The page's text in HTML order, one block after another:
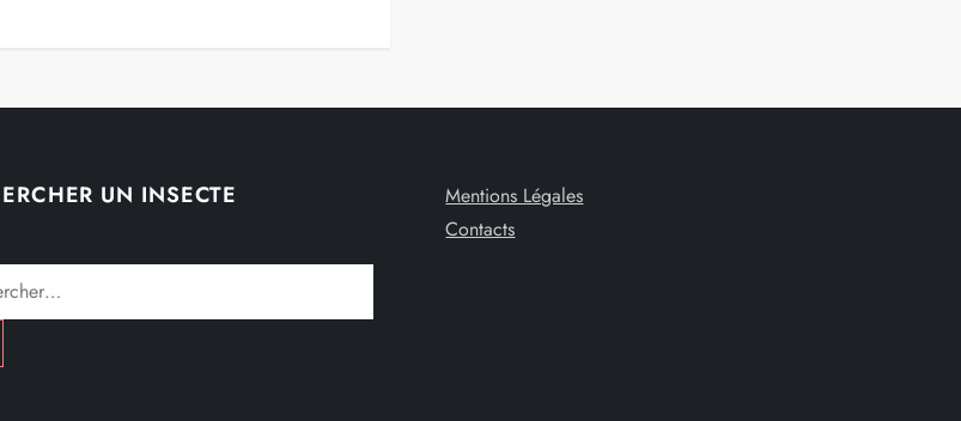
UN INSECTE
:
Mentions Légales
Contacts